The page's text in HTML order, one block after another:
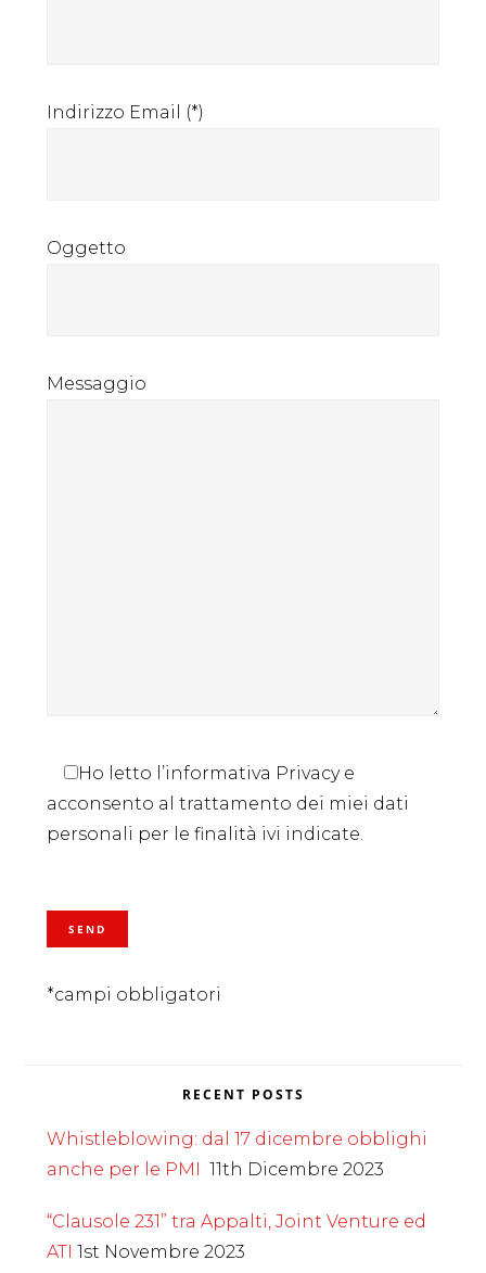
Indirizzo Email (*)
Oggetto
Messaggio
Ho letto l’informativa Privacy e
acconsento al trattamento dei miei dati
personali per le finalità ivi indicate.
*campi obbligatori
RECENT POSTS
Whistleblowing: dal 17 dicembre obblighi
anche per le PMI
11th Dicembre 2023
“Clausole 231” tra Appalti, Joint Venture ed
ATI 1st Novembre 2023